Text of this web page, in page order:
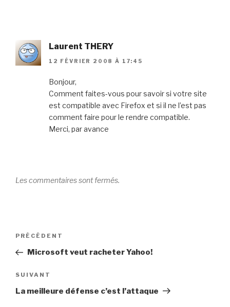
Laurent THERY
12 FÉVRIER 2008 À 17:45
Bonjour,
Comment faites-vous pour savoir si votre site
est compatible avec Firefox et si il ne l’est pas
comment faire pour le rendre compatible.
Merci, par avance
Les commentaires sont fermés.
Navigation
l’article
Article
précédent
PRÉCÉDENT
Microsoft veut racheter Yahoo!
Article
suivant
SUIVANT
La meilleure défense c’est l’attaque